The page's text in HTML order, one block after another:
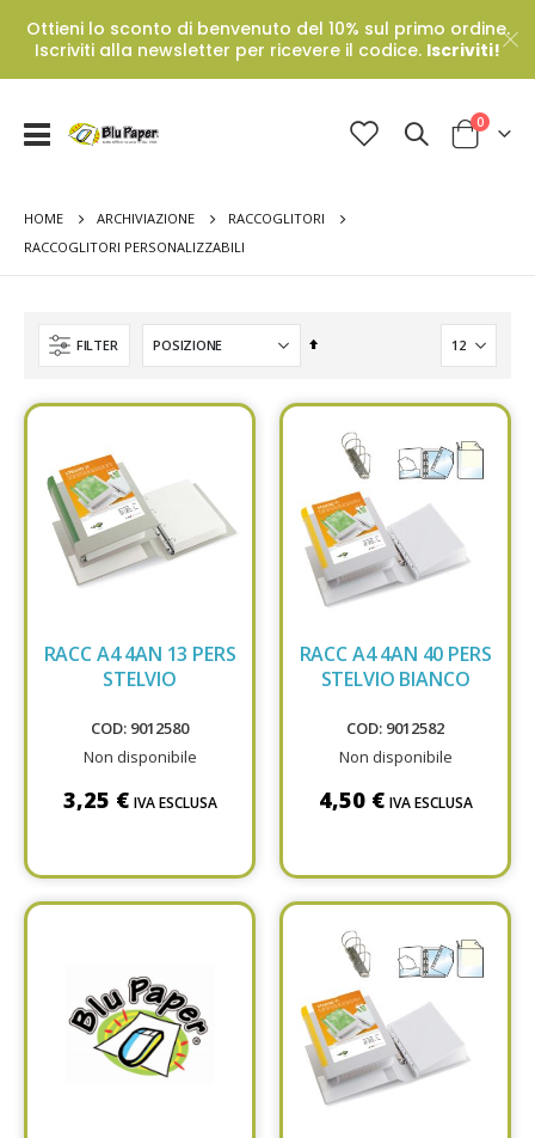
Ottieni lo sconto di benvenuto del 10% sul primo ordine.
Iscriviti alla newsletter per ricevere il codice. Iscriviti!
Toggle
Cart
0Prodotti
HOME ARCHIVIAZIONE
RACCOGLITORI
RACCOGLITORI PERSONALIZZABILI
FILTER
Set
RACC A4 4AN 13 PERS
STELVIO
COD: 9012580
Non disponibile
3,25 € IVA ESCLUSA
RACC A4 4AN 40 PERS
STELVIO BIANCO
COD: 9012582
Non disponibile
4,50 € IVA ESCLUSA